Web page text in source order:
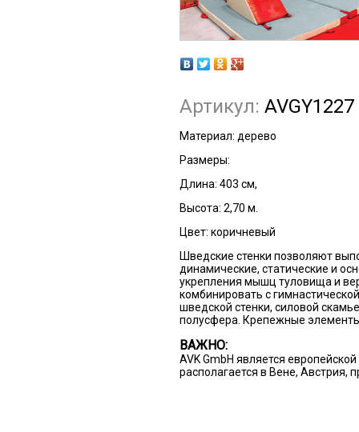
Артикул: AVGY1227
Материал: дерево
Размеры:
Длина: 403 см,
Высота: 2,70 м.
Цвет: коричневый
Шведские стенки позволяют
динамические, статические и
укрепления мышц туловища и
комбинировать с
шведской стенки, силовой
полусфера. Крепежные
ВАЖНО:
AVK GmbH является
располагается в Вене, Австрия,